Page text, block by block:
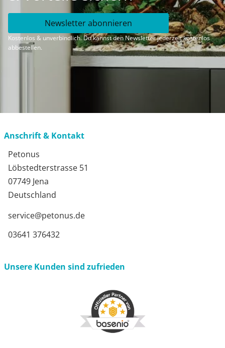
Newsletter abonnieren
Kostenlos & unverbindlich. Du kannst den Newsletter jederzeit kostenlos
abbestellen.
Anschrift & Kontakt
Petonus
Löbstedterstrasse 51
07749 Jena
Deutschland
service@petonus.de
03641 376432
Unsere Kunden sind zufrieden